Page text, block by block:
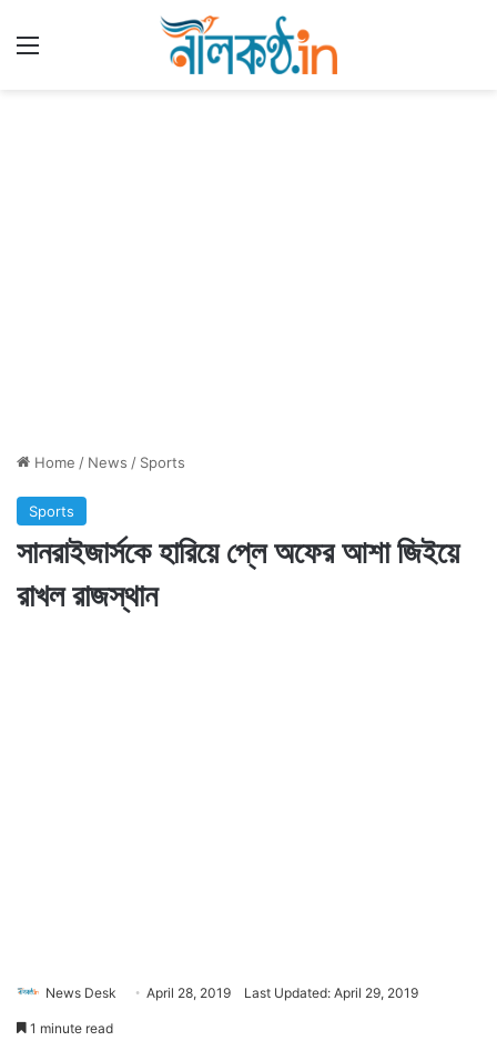
Home / News / Sports
Sports
সানরাইজার্সকে হারিয়ে প্লে অফের আশা জিইয়ে
রাখল রাজস্থান
News Desk April 28, 2019 Last Updated: April 29, 2019
1 minute read